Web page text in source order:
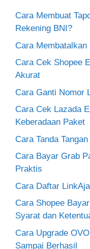
Cara Membuat
Rekening BNI?
Cara
Cara Cek Shopee
Akurat
Cara Ganti Nomor
Cara Cek Lazada
Keberadaan Paket
Cara Tanda
Cara Bayar Grab
Praktis
Cara Daftar
Cara Shopee
Syarat dan
Cara Upgrade
Sampai Berhasil